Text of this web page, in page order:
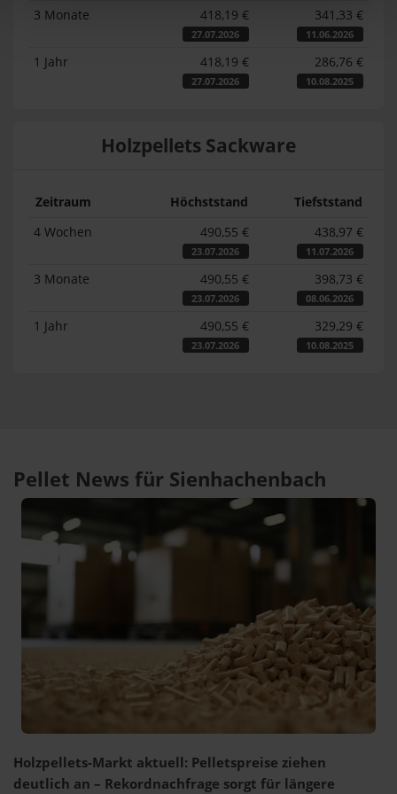
3 Monate 418,19 €
27.07.2026
341,33 €
11.06.2026
1 Jahr 418,19 €
27.07.2026
286,76 €
10.08.2025
Holzpellets Sackware
Zeitraum Höchststand
Tiefststand
4 Wochen
490,55 €
23.07.2026
438,97 €
11.07.2026
3 Monate 490,55 €
23.07.2026
398,73 €
08.06.2026
1 Jahr 490,55 €
23.07.2026
329,29 €
10.08.2025
Pellet News für Sienhachenbach
Holzpellets-Markt aktuell: Pelletspreise ziehen
deutlich an – Rekordnachfrage sorgt für längere